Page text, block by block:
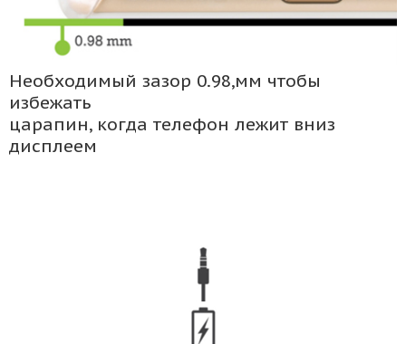
Необходимый зазор 0.98,мм чтобы
избежать
царапин, когда телефон лежит вниз
дисплеем